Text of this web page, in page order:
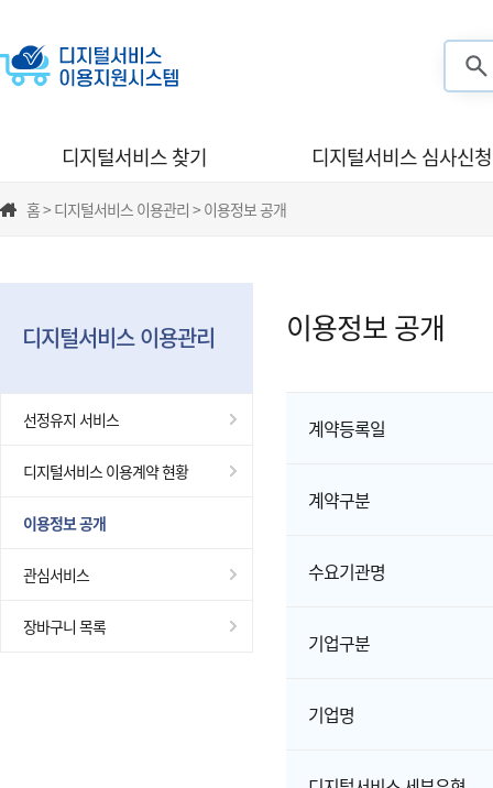
디지털서비스 찾기 디지털서비스 심사신청
홈 > 디지털서비스 이용관리 > 이용정보 공개
디지털서비스 이용관리
선정유지 서비스
디지털서비스 이용계약 현황
이용정보 공개
관심서비스
장바구니 목록
이용정보 공개
계약등록일
계약구분
수요기관명
기업구분
기업명